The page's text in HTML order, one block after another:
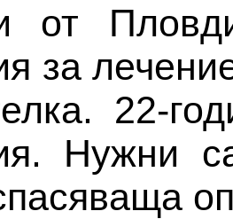
от
за
22-
Нужни